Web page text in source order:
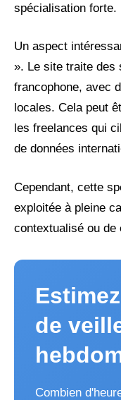
spécialisation forte.
Un aspect
». Le site traite des
francophone, avec
locales. Cela peut
les freelances qui
de données
Cependant, cette
exploitée à pleine
contextualisé ou
de
Combien